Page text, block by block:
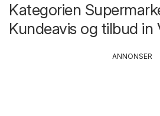
Kategorien
Kundeavis og tilbud in
ANNONSER